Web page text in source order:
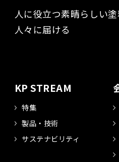
人に役立つ素晴らしい
人々に届ける​
KP STREAM
特集
製品・技術
サステナビリティ